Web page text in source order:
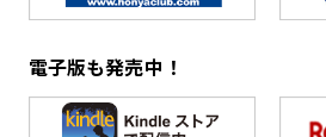
電子版も発売中！